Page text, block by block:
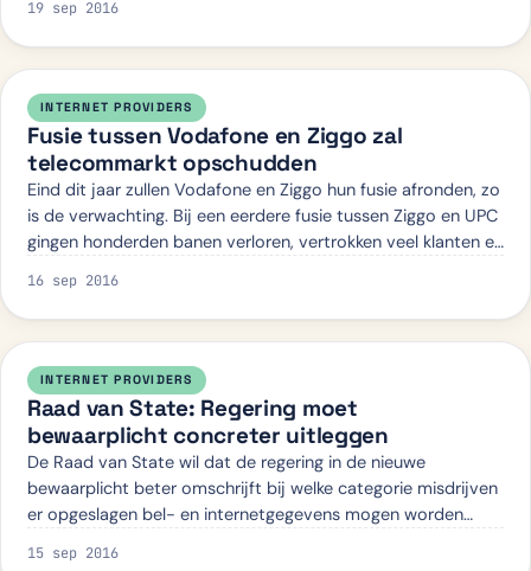
19 sep 2016
INTERNET PROVIDERS
Fusie tussen Vodafone en Ziggo zal
telecommarkt opschudden
Eind dit jaar zullen Vodafone en Ziggo hun fusie afronden, zo
is de verwachting. Bij een eerdere fusie tussen Ziggo en UPC
gingen honderden banen verloren, vertrokken veel klanten en
16 sep 2016
INTERNET PROVIDERS
Raad van State: Regering moet
bewaarplicht concreter uitleggen
De Raad van State wil dat de regering in de nieuwe
bewaarplicht beter omschrijft bij welke categorie misdrijven
er opgeslagen bel- en internetgegevens mogen worden
15 sep 2016